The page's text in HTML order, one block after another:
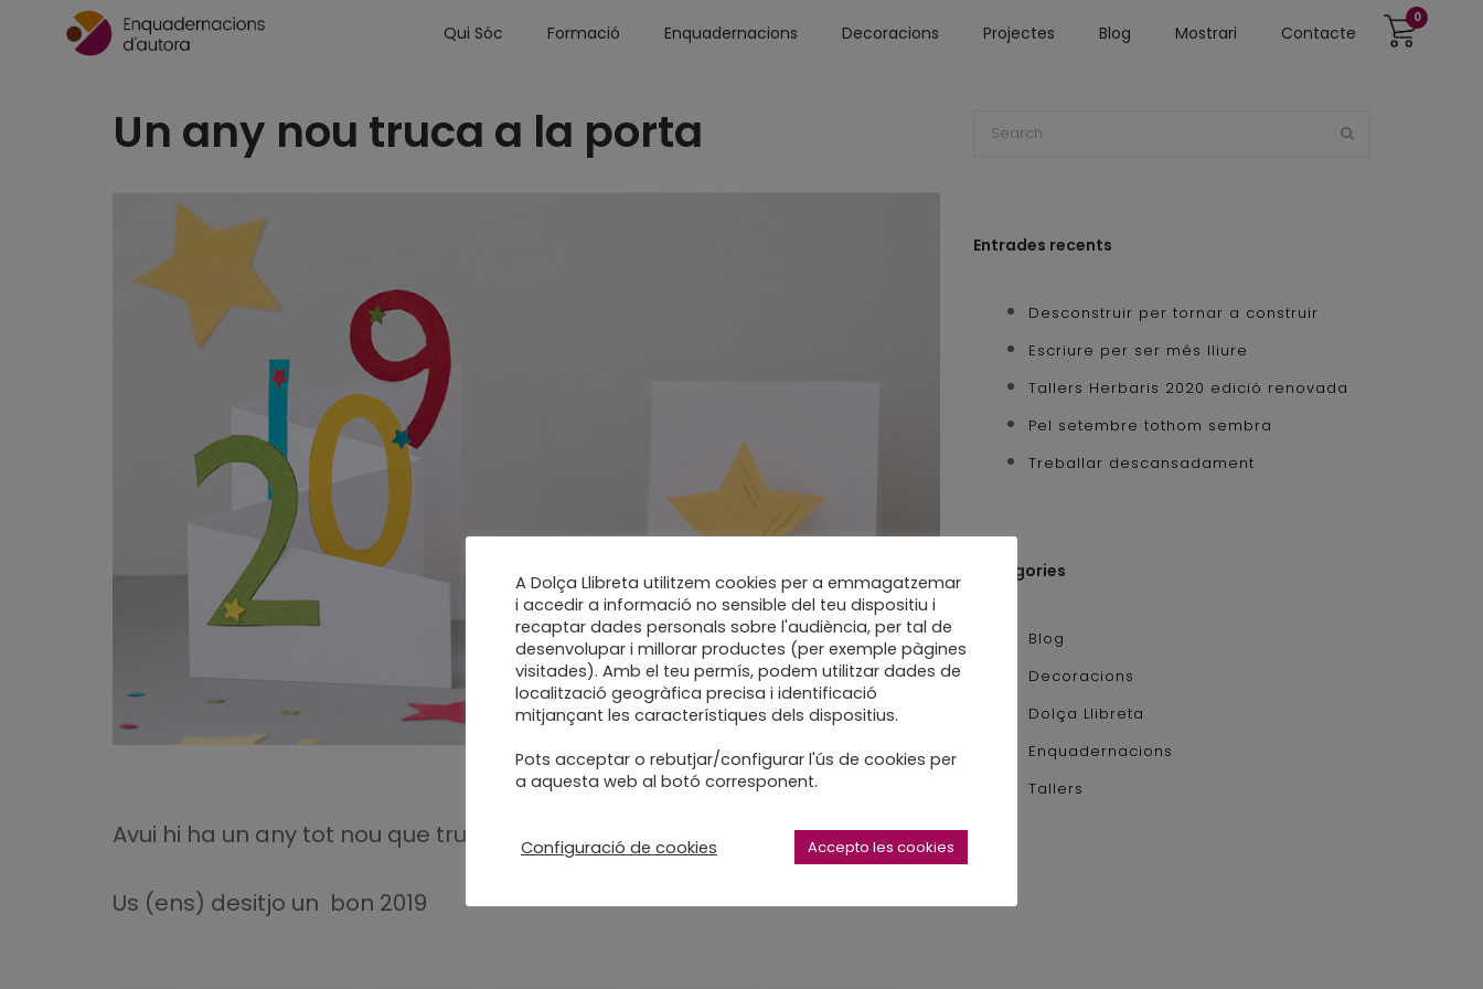
0
Qui Sóc Formació Enquadernacions Decoracions Projectes Blog Mostrari Contacte
Un any nou truca a la porta
Avui hi ha un any tot nou que truca a la porta, benvingut!
Us (ens) desitjo un bon 2019
Entrades recents
Desconstruir per tornar a construir
Escriure per ser més lliure
Tallers Herbaris 2020 edició renovada
Pel setembre tothom sembra
Treballar descansadament
Categories
Blog
Decoracions
Dolça Llibreta
Enquadernacions
Tallers
A Dolça Llibreta utilitzem cookies per a emmagatzemar
i accedir a informació no sensible del teu dispositiu i
recaptar dades personals sobre l'audiència, per tal de
desenvolupar i millorar productes (per exemple pàgines
visitades). Amb el teu permís, podem utilitzar dades de
localització geogràfica precisa i identificació
mitjançant les característiques dels dispositius.
Pots acceptar o rebutjar/configurar l'ús de cookies per
a aquesta web al botó corresponent.
Configuració de cookies Accepto les cookies